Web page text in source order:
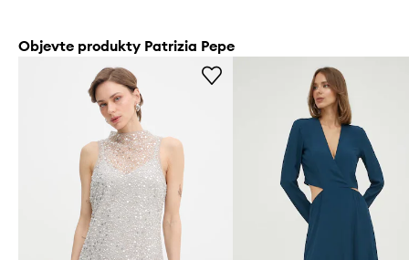
Objevte produkty Patrizia Pepe